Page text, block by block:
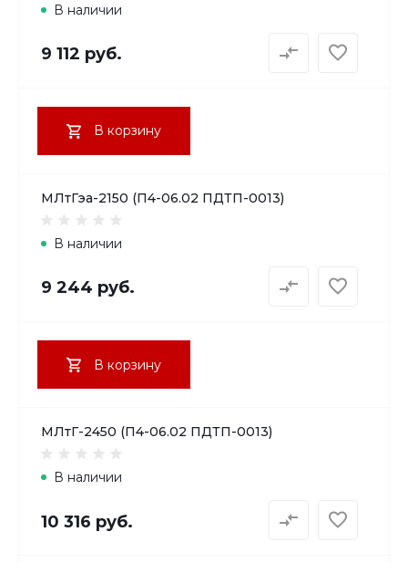
В наличии
9 112 руб.
В корзину
МЛтГэа-2150 (П4-06.02 ПДТП-0013)
В наличии
9 244 руб.
В корзину
МЛтГ-2450 (П4-06.02 ПДТП-0013)
В наличии
10 316 руб.